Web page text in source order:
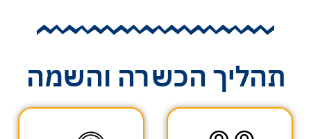
תהליך הכשרה והשמה